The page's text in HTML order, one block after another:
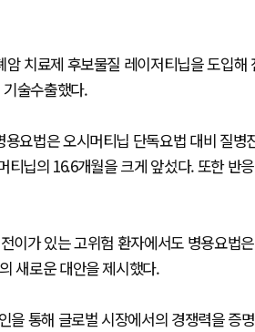
치료제 후보물질 레이저티닙을 도입
술수출했다.
요법은 오시머티닙 단독요법 대비 질
티닙의 16.6개월을 크게 앞섰다. 또한 반
이가 있는 고위험 환자에서도 병용요법
새로운 대안을 제시했다.
을 통해 글로벌 시장에서의 경쟁력을 증